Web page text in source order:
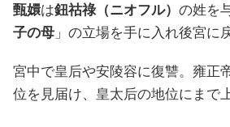
甄嬛は鈕祜祿（ニオフル） の姓を
子の母 」の立場を手に入れ後宮に
宮中で皇后や安陵容に復讐。雍正
位を見届け、皇太后の地位にまで